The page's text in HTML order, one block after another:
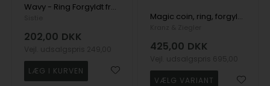
Wavy - Ring Forgyldt fra Sistie Copenhagen
202,00 DKK
Magic coin, ring, forgyldt sølv, fra Kranz & Ziegler
425,00 DKK